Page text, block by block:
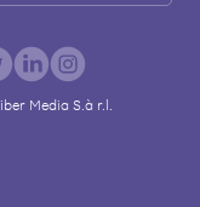
Media S.à r.l.